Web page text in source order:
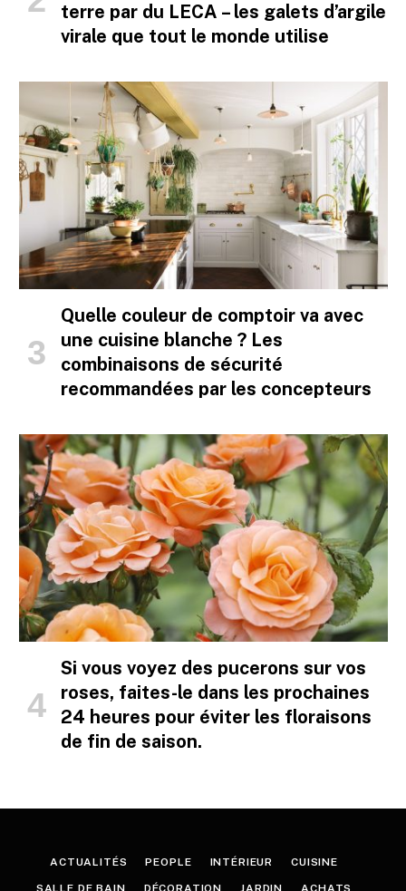
terre par du LECA – les galets d’argile
virale que tout le monde utilise
Quelle couleur de comptoir va avec
une cuisine blanche ? Les
combinaisons de sécurité
recommandées par les concepteurs
Si vous voyez des pucerons sur vos
roses, faites-le dans les prochaines
24 heures pour éviter les floraisons
de fin de saison.
ACTUALITÉS PEOPLE INTÉRIEUR CUISINE
SALLE DE BAIN DÉCORATION JARDIN ACHATS